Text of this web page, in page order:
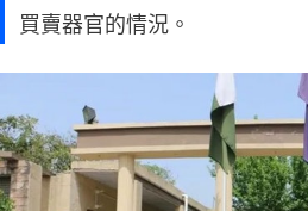
買賣器官的情況。